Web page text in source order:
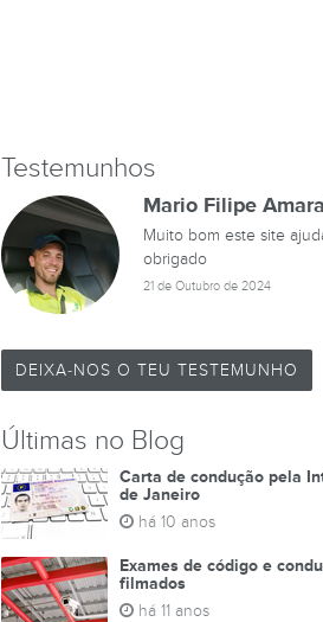
Testemunhos
Mario Filipe
Muito bom este site
obrigado
21 de Outubro de 2024
DEIXA-NOS O TEU TESTEMUNHO
Últimas no Blog
Carta de condução pela
de Janeiro
há 10 anos
Exames de código e
filmados
há 11 anos